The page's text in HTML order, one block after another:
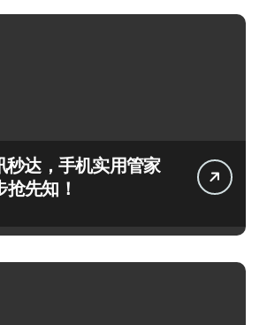
秒达，手机实用管家
先知！